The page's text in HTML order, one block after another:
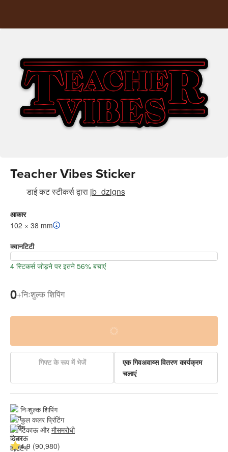
Teacher Vibes Sticker
डाई कट स्टीकर्सद्वारा jb_dzigns
आकार
102 × 38 mm
क्वानटिटी
4 स्टिकर्स जोड़ने पर इतने 56% बचाएं
0+निःशुल्क शिपिंग
गिफ्ट के रूप में भेजें
एक गिवअवाय्स वितरण कार्यक्रम
चलाएं
निःशुल्क शिपिंग
फुल कलर प्रिंटिंग
टिकाऊ और मौसमरोधी
4.9 (90,980)